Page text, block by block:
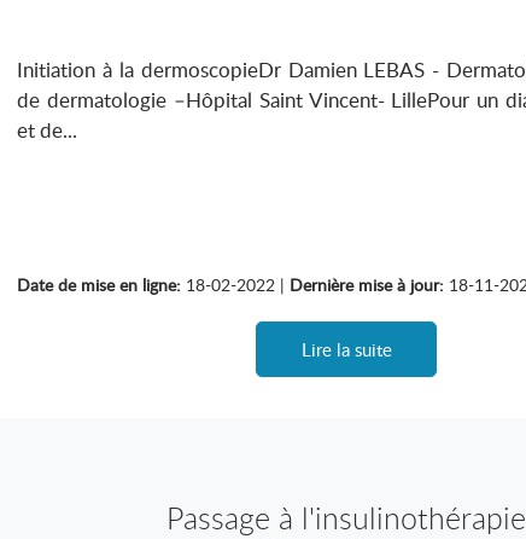
Initiation à la dermoscopieDr Damien LEBAS -
de dermatologie –Hôpital Saint Vincent- LillePour un
et de...
Date de mise en ligne: 18-02-2022 | Dernière mise à jour: 18-11-
Lire la suite
Passage à l'insulinothérapie